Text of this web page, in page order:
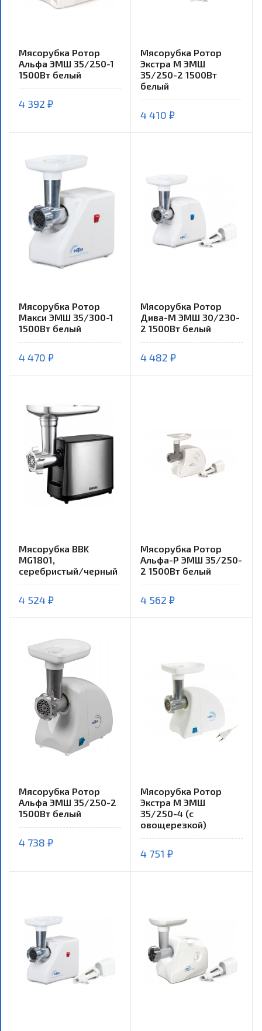
Мясорубка Ротор
Альфа ЭМШ 35/250-1
1500Вт белый
4 392 ₽
Мясорубка Ротор
Экстра М ЭМШ
35/250-2 1500Вт
белый
4 410 ₽
Мясорубка Ротор
Макси ЭМШ 35/300-1
1500Вт белый
4 470 ₽
Мясорубка Ротор
Дива-М ЭМШ 30/230-
2 1500Вт белый
4 482 ₽
Мясорубка BBK
MG1801,
серебристый/черный
4 524 ₽
Мясорубка Ротор
Альфа-Р ЭМШ 35/250-
2 1500Вт белый
4 562 ₽
Мясорубка Ротор
Альфа ЭМШ 35/250-2
1500Вт белый
4 738 ₽
Мясорубка Ротор
Экстра М ЭМШ
35/250-4 (с
овощерезкой)
4 751 ₽